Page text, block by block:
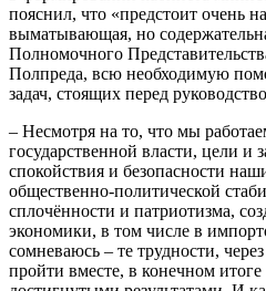
пояснил, что «предстоит очень
выматывающая, но
Полномочного
Полпреда, всю необходимую
задач, стоящих перед
– Несмотря на то, что мы
государственной власти, цели и
спокойствия и безопасности
общественно-политической
сплочённости и патриотизма,
экономики, в том числе в
сомневаюсь – те трудности,
пройти вместе, в конечном